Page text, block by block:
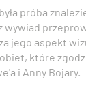
próba
wywiad
jego aspekt
które
i Anny Bojary.